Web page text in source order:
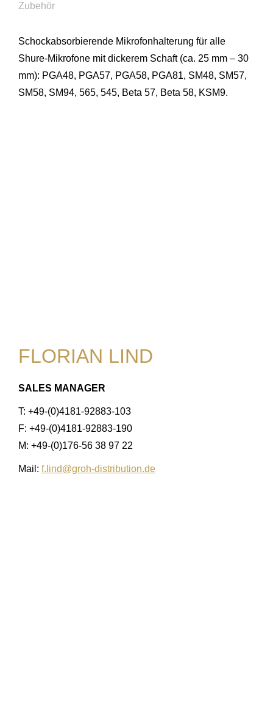
Zubehör
Schockabsorbierende Mikrofonhalterung für alle
Shure-Mikrofone mit dickerem Schaft (ca. 25 mm – 30
mm): PGA48, PGA57, PGA58, PGA81, SM48, SM57,
SM58, SM94, 565, 545, Beta 57, Beta 58, KSM9.
FLORIAN LIND
SALES MANAGER
T: +49-(0)4181-92883-103
F: +49-(0)4181-92883-190
M: +49-(0)176-56 38 97 22
Mail: f.lind@groh-distribution.de